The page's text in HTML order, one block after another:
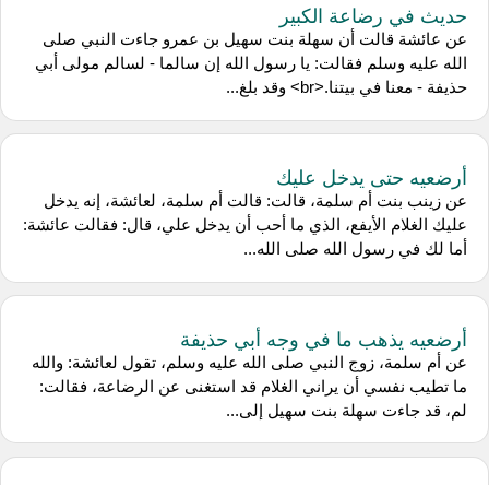
حديث في رضاعة الكبير
عن عائشة قالت أن سهلة بنت سهيل بن عمرو جاءت النبي صلى
الله عليه وسلم فقالت: يا رسول الله إن سالما - لسالم مولى أبي
حذيفة - معنا في بيتنا.<br> وقد بلغ...
أرضعيه حتى يدخل عليك
عن زينب بنت أم سلمة، قالت: قالت أم سلمة، لعائشة، إنه يدخل
عليك الغلام الأيفع، الذي ما أحب أن يدخل علي، قال: فقالت عائشة:
أما لك في رسول الله صلى الله...
أرضعيه يذهب ما في وجه أبي حذيفة
عن أم سلمة، زوج النبي صلى الله عليه وسلم، تقول لعائشة: والله
ما تطيب نفسي أن يراني الغلام قد استغنى عن الرضاعة، فقالت:
لم، قد جاءت سهلة بنت سهيل إلى...